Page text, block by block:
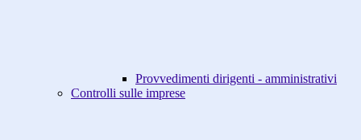
Provvedimenti dirigenti - amministrativi
Controlli sulle imprese